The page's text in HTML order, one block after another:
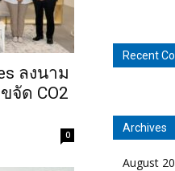
ลงนาม
จัด CO2
0
Recent
Archives
August